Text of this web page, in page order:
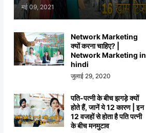
मई 09, 2021
Network Marketing
क्यों करना चाहिए? |
Network Marketing in
hindi
जुलाई 29, 2020
पति-पत्नी के बीच झगड़े क्यों
होते हैं, जानें ये 12 कारण | इन
12 वजहों से होता है पति पत्नी
के बीच मनमुटाव